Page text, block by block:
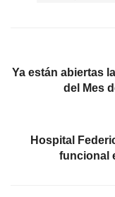
Ya están abiertas
del Mes
Hospital
funcional